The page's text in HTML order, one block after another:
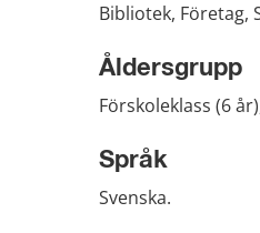
Bibliotek, Företag,
Åldersgrupp
Förskoleklass (6
Språk
Svenska.